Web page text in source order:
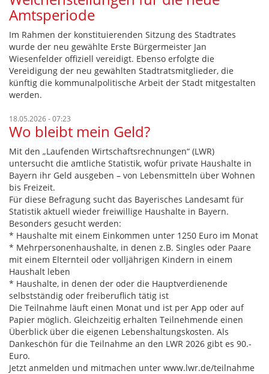
Amtsperiode
Im Rahmen der konstituierenden Sitzung des Stadtrates
wurde der neu gewählte Erste Bürgermeister Jan
Wiesenfelder offiziell vereidigt. Ebenso erfolgte die
Vereidigung der neu gewählten Stadtratsmitglieder, die
künftig die kommunalpolitische Arbeit der Stadt mitgestalten
werden.
18.05.2026 - 07:23
Wo bleibt mein Geld?
Mit den „Laufenden Wirtschaftsrechnungen“ (LWR)
untersucht die amtliche Statistik, wofür private Haushalte in
Bayern ihr Geld ausgeben – von Lebensmitteln über Wohnen
bis Freizeit.
Für diese Befragung sucht das Bayerisches Landesamt für
Statistik aktuell wieder freiwillige Haushalte in Bayern.
Besonders gesucht werden:
* Haushalte mit einem Einkommen unter 1250 Euro im Monat
* Mehrpersonenhaushalte, in denen z.B. Singles oder Paare
mit einem Elternteil oder volljährigen Kindern in einem
Haushalt leben
* Haushalte, in denen der oder die Hauptverdienende
selbstständig oder freiberuflich tätig ist
Die Teilnahme läuft einen Monat und ist per App oder auf
Papier möglich. Gleichzeitig erhalten Teilnehmende einen
Überblick über die eigenen Lebenshaltungskosten. Als
Dankeschön für die Teilnahme an den LWR 2026 gibt es 90.-
Euro.
Jetzt anmelden und mitmachen unter www.lwr.de/teilnahme